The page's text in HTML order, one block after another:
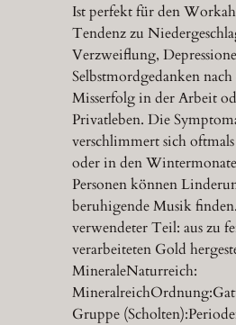
Ist perfekt für den
Tendenz zu
Verzweiflung,
Selbstmordgedanken
Misserfolg in der Arbeit
Privatleben. Die
verschlimmert sich
oder in den
Personen können
beruhigende Musik
verwendeter Teil: aus zu
verarbeiteten Gold
MineraleNaturreich:
Gruppe